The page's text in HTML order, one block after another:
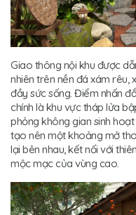
Giao thông nội khu được
nhiên trên nền đá xám rêu,
đầy sức sống. Điểm nhấn
chính là khu vực tháp lửa
phỏng không gian sinh
tạo nên một khoảng mở
lại bên nhau, kết nối với
mộc mạc của vùng cao.